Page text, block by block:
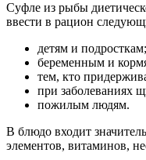
Суфле из рыбы
ввести в рацион
детям и подросткам;
беременным и
тем, кто
при заболеваниях
пожилым людям.
В блюдо входит
элементов, витаминов,